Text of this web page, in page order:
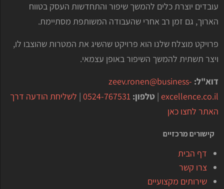
עובדים יוצרת כלים להמשך שיפור והתחדשות העסק בטווח
הארוך, גם זמן רב אחרי שהעבודה המשותפת מסתיימת.
פרויקט מוצלח שלנו הוא פרויקט שהשיג את המטרות שהוצבו לו,
ויצר תשתית להמשך השיפור באופן עצמאי.
דוא"ל: zeev.ronen@business-
excellence.co.il
| טלפון: 0524-767531
| לשליחת הודעה דרך
האתר לחצו כאן
קישורים מרכזיים
דף הבית
צרו קשר
שירותים מקצועיים